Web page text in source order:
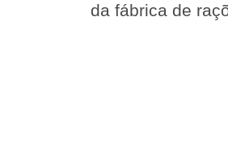
da fábrica de